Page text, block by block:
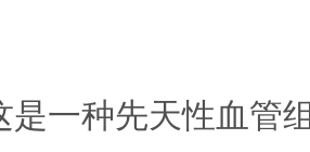
是一种先天性血管